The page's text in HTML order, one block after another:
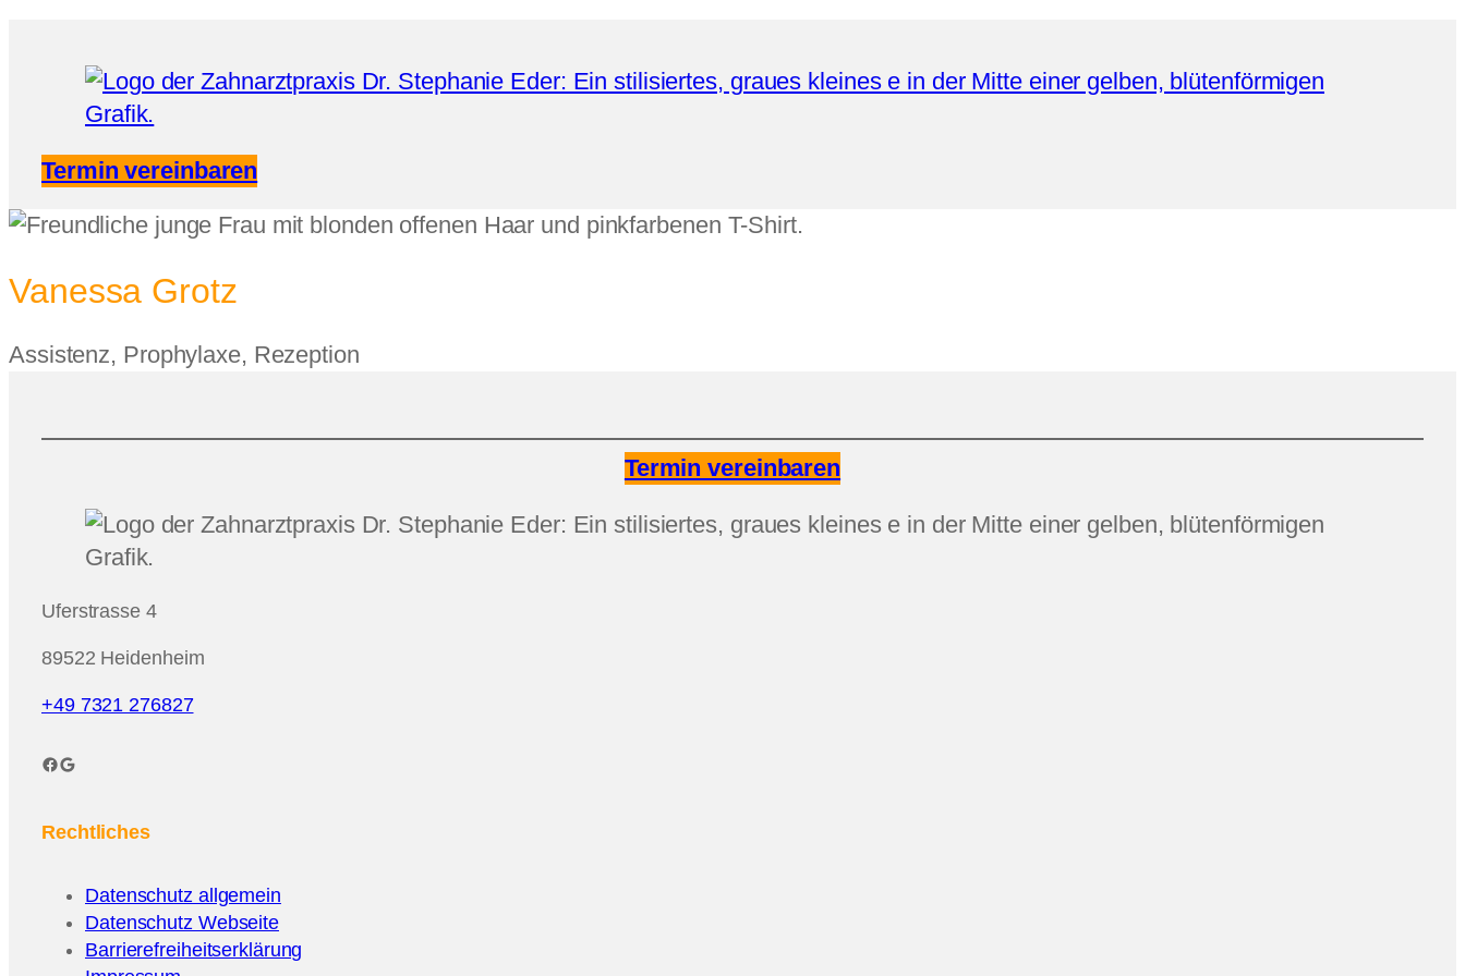
Termin vereinbaren
Vanessa Grotz
Assistenz, Prophylaxe, Rezeption
Termin vereinbaren
Uferstrasse 4
89522 Heidenheim
+49 7321 276827
Facebook
Google
Rechtliches
Datenschutz allgemein
Datenschutz Webseite
Barrierefreiheitserklärung